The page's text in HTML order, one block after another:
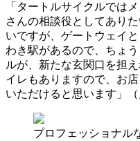
「タートルサイクルでは
さんの相談役としてあり
いですが、ゲートウェイ
わき駅があるので、ちょ
ルが、新たな玄関口を担
イレもありますので、お
いただけると思います」（
プロフェッショナル